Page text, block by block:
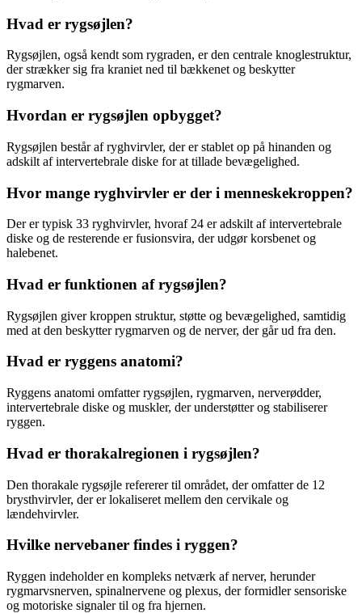
Hvad er rygsøjlen?
Rygsøjlen, også kendt som rygraden, er den centrale knoglestruktur,
der strækker sig fra kraniet ned til bækkenet og beskytter
rygmarven.
Hvordan er rygsøjlen opbygget?
Rygsøjlen består af ryghvirvler, der er stablet op på hinanden og
adskilt af intervertebrale diske for at tillade bevægelighed.
Hvor mange ryghvirvler er der i menneskekroppen?
Der er typisk 33 ryghvirvler, hvoraf 24 er adskilt af intervertebrale
diske og de resterende er fusionsvira, der udgør korsbenet og
halebenet.
Hvad er funktionen af rygsøjlen?
Rygsøjlen giver kroppen struktur, støtte og bevægelighed, samtidig
med at den beskytter rygmarven og de nerver, der går ud fra den.
Hvad er ryggens anatomi?
Ryggens anatomi omfatter rygsøjlen, rygmarven, nerverødder,
intervertebrale diske og muskler, der understøtter og stabiliserer
ryggen.
Hvad er thorakalregionen i rygsøjlen?
Den thorakale rygsøjle refererer til området, der omfatter de 12
brysthvirvler, der er lokaliseret mellem den cervikale og
lændehvirvler.
Hvilke nervebaner findes i ryggen?
Ryggen indeholder en kompleks netværk af nerver, herunder
rygmarvsnerven, spinalnervene og plexus, der formidler sensoriske
og motoriske signaler til og fra hjernen.